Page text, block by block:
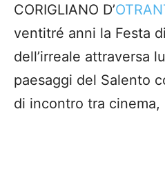
CORIGLIANO D’
ventitré anni la Festa
dell’irreale attraversa
paesaggi del Salento
di incontro tra